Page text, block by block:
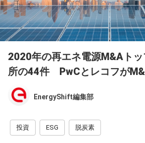
2020年の再エネ電源M&Aト
所の44件 PwCとレコフが
EnergyShift編集部
投資 ESG 脱炭素